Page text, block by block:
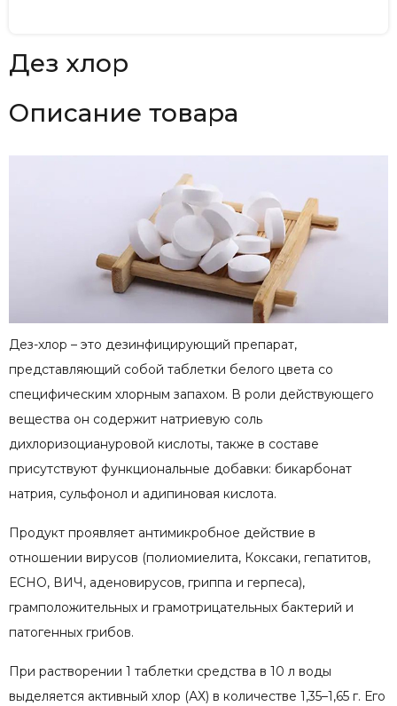
Дез хлор
Описание товара
Дез-хлор – это дезинфицирующий препарат,
представляющий собой таблетки белого цвета со
специфическим хлорным запахом. В роли действующего
вещества он содержит натриевую соль
дихлоризоциануровой кислоты, также в составе
присутствуют функциональные добавки: бикарбонат
натрия, сульфонол и адипиновая кислота.
Продукт проявляет антимикробное действие в
отношении вирусов (полиомиелита, Коксаки, гепатитов,
ЕСНО, ВИЧ, аденовирусов, гриппа и герпеса),
грамположительных и грамотрицательных бактерий и
патогенных грибов.
При растворении 1 таблетки средства в 10 л воды
выделяется активный хлор (АХ) в количестве 1,35–1,65 г. Его